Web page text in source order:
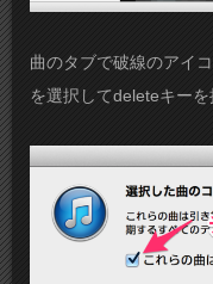
曲のタブで破線のアイ
を選択してdeleteキーを